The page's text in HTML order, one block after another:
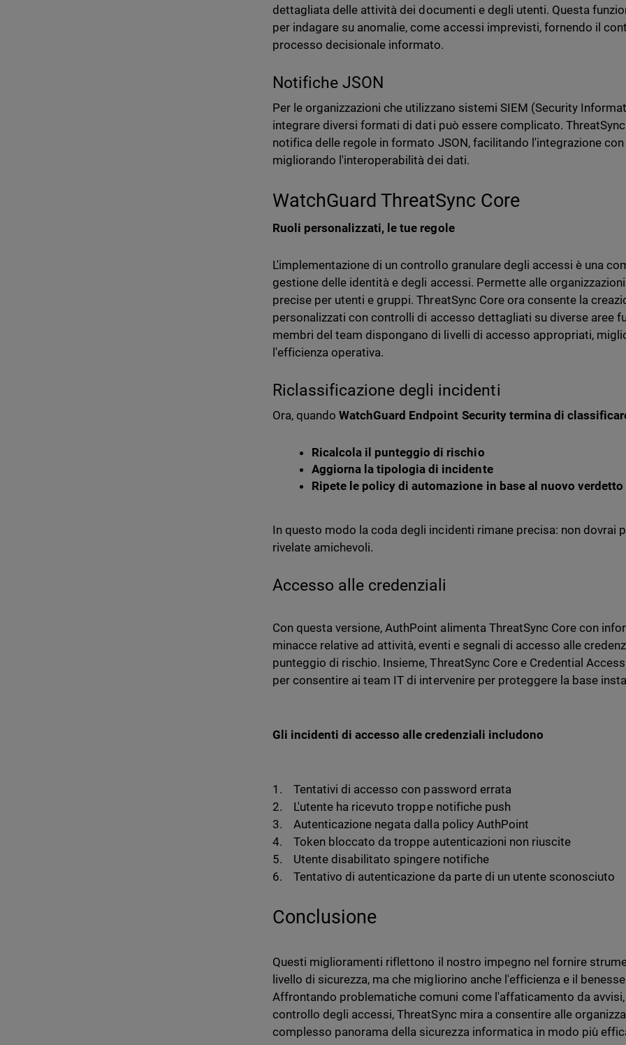
dettagliata delle attività dei documenti e degli utenti. Questa
per indagare su anomalie, come accessi imprevisti, fornendo il
processo decisionale informato.
Notifiche JSON
Per le organizzazioni che utilizzano sistemi SIEM (Security
integrare diversi formati di dati può essere complicato.
notifica delle regole in formato JSON, facilitando l'integrazione
migliorando l'interoperabilità dei dati.
WatchGuard ThreatSync Core
Ruoli personalizzati, le tue regole
L'implementazione di un controllo granulare degli accessi è una
gestione delle identità e degli accessi. Permette alle
precise per utenti e gruppi. ThreatSync Core ora consente la
personalizzati con controlli di accesso dettagliati su diverse aree
membri del team dispongano di livelli di accesso appropriati,
l'efficienza operativa.
Riclassificazione degli incidenti
Ora, quandoWatchGuard Endpoint Security termina di
Ricalcola il punteggio di rischio
Aggiorna la tipologia di incidente
Ripete le policy di automazione in base al nuovo verdetto
In questo modo la coda degli incidenti rimane precisa: non dovrai
rivelate amichevoli.
Accesso alle credenziali
Con questa versione, AuthPoint alimenta ThreatSync Core con
minacce relative ad attività, eventi e segnali di accesso alle
punteggio di rischio. Insieme, ThreatSync Core e Credential
per consentire ai team IT di intervenire per proteggere la base
Gli incidenti di accesso alle credenziali includono
1. Tentativi di accesso con password errata
2. L'utente ha ricevuto troppe notifiche push
3. Autenticazione negata dalla policy AuthPoint
4. Token bloccato da troppe autenticazioni non riuscite
5. Utente disabilitato spingere notifiche
6. Tentativo di autenticazione da parte di un utente sconosciuto
Conclusione
Questi miglioramenti riflettono il nostro impegno nel fornire
livello di sicurezza, ma che migliorino anche l'efficienza e il
Affrontando problematiche comuni come l'affaticamento da
controllo degli accessi, ThreatSync mira a consentire alle
complesso panorama della sicurezza informatica in modo più